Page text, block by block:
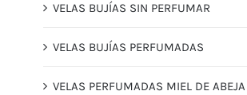
VELAS BUJÍAS SIN PERFUMAR
VELAS BUJÍAS PERFUMADAS
VELAS PERFUMADAS MIEL DE ABEJA